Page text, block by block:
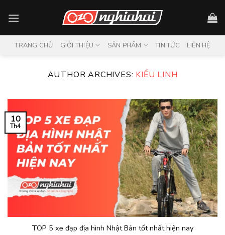
TRANG CHỦ GIỚI THIỆU SẢN PHẨM TIN TỨC LIÊN HỆ
AUTHOR ARCHIVES: KIỀU LINH
TOP 5 xe đạp địa hình Nhật Bản tốt nhất hiện nay
10
Th4